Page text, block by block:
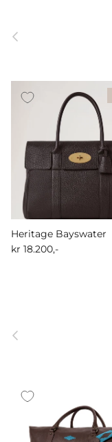
Forrige
Heritage Bayswater
kr 18.200,-
Forrige